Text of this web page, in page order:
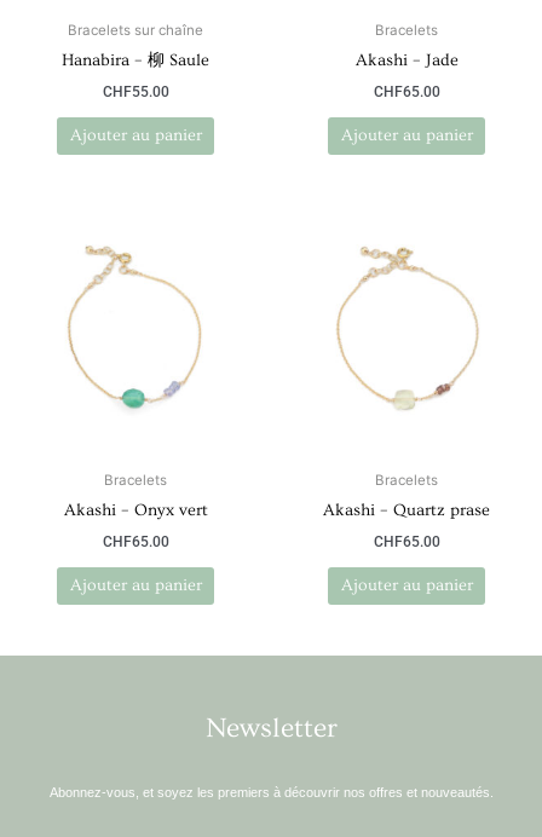
Bracelets sur chaîne
Hanabira – 柳 Saule
CHF55.00
Ajouter au panier
Bracelets
Akashi – Jade
CHF65.00
Ajouter au panier
Bracelets
Akashi – Onyx vert
CHF65.00
Ajouter au panier
Bracelets
Akashi – Quartz prase
CHF65.00
Ajouter au panier
Newsletter
Abonnez-vous, et soyez les premiers à découvrir nos offres et nouveautés.